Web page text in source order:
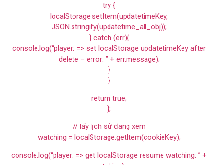
try {
localStorage.setItem(updatetimeKey,
JSON.stringify(updatetime_all_obj));
} catch (err){
console.log(“player: => set localStorage updatetimeKey after
delete – error: ” + err.message);
}
}
return true;
};
// lấy lịch sử đang xem
watching = localStorage.getItem(cookieKey);
console.log(“player: => get localStorage resume watching: ” +